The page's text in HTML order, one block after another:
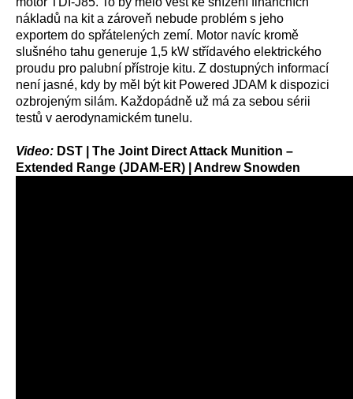
nákladů na kit a zároveň nebude problém s jeho
exportem do spřátelených zemí. Motor navíc kromě
slušného tahu generuje 1,5 kW střídavého elektrického
proudu pro palubní přístroje kitu. Z dostupných informací
není jasné, kdy by měl být kit Powered JDAM k dispozici
ozbrojeným silám. Každopádně už má za sebou sérii
testů v aerodynamickém tunelu.
Video: DST | The Joint Direct Attack Munition –
Extended Range (JDAM-ER) | Andrew Snowden